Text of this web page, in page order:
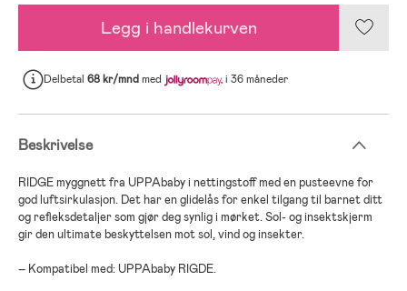
Legg i handlekurven
Delbetal 68 kr/mndmed i 36 måneder
Beskrivelse
RIDGE myggnett fra UPPAbaby i nettingstoff med en pusteevne for
god luftsirkulasjon. Det har en glidelås for enkel tilgang til barnet ditt
og refleksdetaljer som gjør deg synlig i mørket. Sol- og insektskjerm
gir den ultimate beskyttelsen mot sol, vind og insekter.
– Kompatibel med: UPPAbaby RIGDE.